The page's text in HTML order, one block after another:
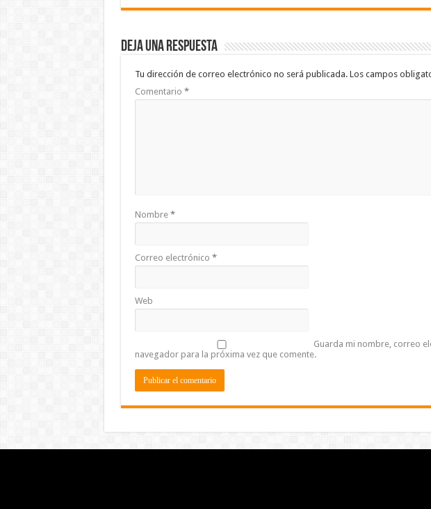
Deja una respuesta
Tu dirección de correo electrónico no será publicada. Los campos
Comentario *
Nombre *
Correo electrónico *
Web
Guarda mi nombre, correo
navegador para la próxima vez que comente.